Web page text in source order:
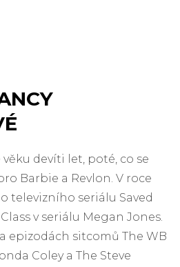
devíti let, poté, co se
Barbie a Revlon. V roce
televizního seriálu Saved
v seriálu Megan Jones.
epizodách sitcomů The WB
Coley a The Steve